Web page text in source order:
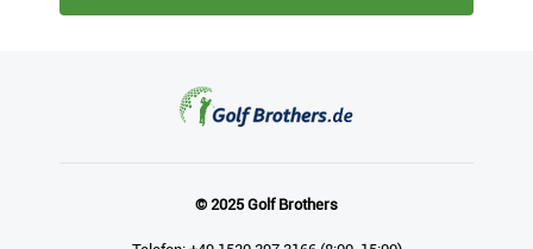
Telefon: +49 1520 397 3166 (8:00-15:00)